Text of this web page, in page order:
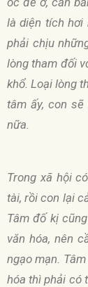
là diện tích hơi
phải chịu
lòng tham đối
khổ. Loại lòng
tâm ấy, con
nữa.
Trong xã hội
tài, rồi con lại
Tâm đố kị
văn hóa, nên
ngạo mạn.
hóa thì phải có